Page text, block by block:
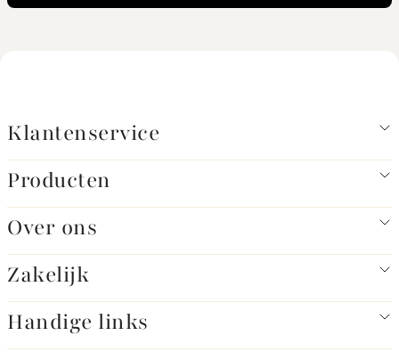
Klantenservice
Producten
Over ons
Zakelijk
Handige links